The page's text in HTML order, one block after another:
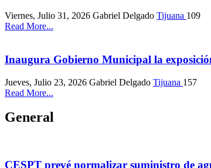
Viernes, Julio 31, 2026 Gabriel Delgado Tijuana 109
Read More...
Inaugura Gobierno Municipal la
Jueves, Julio 23, 2026 Gabriel Delgado Tijuana 157
Read More...
General
CESPT prevé normalizar suministro de